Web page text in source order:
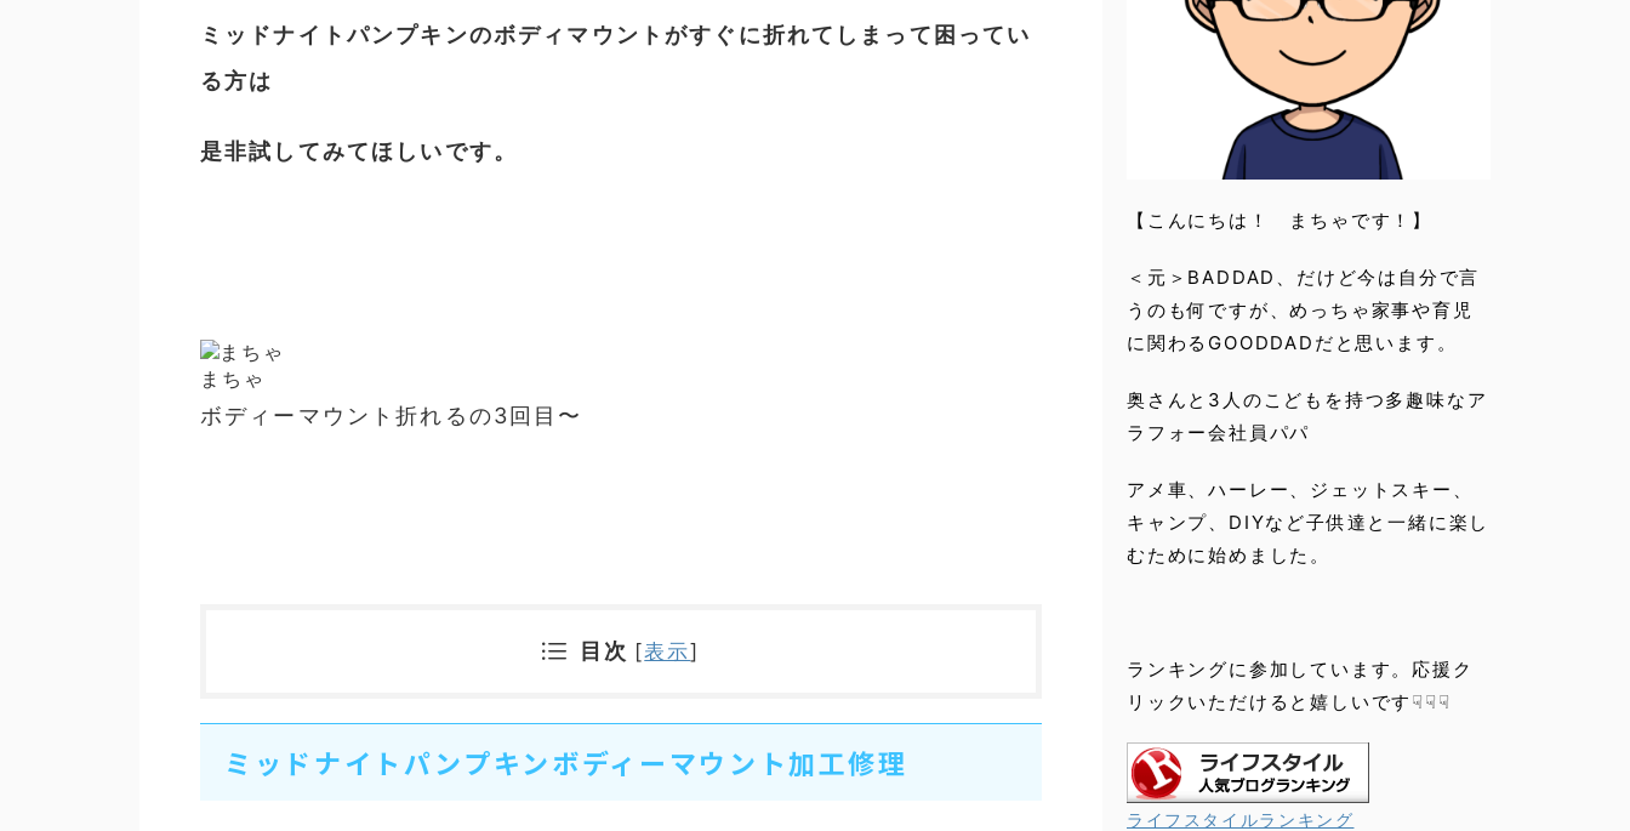
ミッドナイトパンプキンのボディマウントがすぐに折れてしまって困ってい
る方は
是非試してみてほしいです。
まちゃ
ボディーマウント折れるの3回目〜
目次 [表示]
ミッドナイトパンプキンボディーマウント加工修理
【こんにちは！ まちゃです！】
＜元＞BADDAD、だけど今は自分で言
うのも何ですが、めっちゃ家事や育児
に関わるGOODDADだと思います。
奥さんと3人のこどもを持つ多趣味なア
ラフォー会社員パパ
アメ車、ハーレー、ジェットスキー、
キャンプ、DIYなど子供達と一緒に楽し
むために始めました。
ランキングに参加しています。応援ク
リックいただけると嬉しいです☟☟☟
ライフスタイルランキング